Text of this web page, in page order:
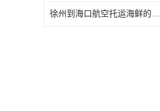
徐州到海口航空托运海鲜的运输时间 空运专线-一站式服务